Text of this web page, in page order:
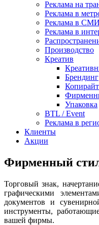
Реклама на
Реклама в
Реклама в СМИ
Реклама в
Производство
Креатив
Брендинг
Упаковка
BTL / Event
Реклама в
Клиенты
Акции
Фирменный
Торговый знак,
графическими
документов и
инструменты,
вашей фирмы.